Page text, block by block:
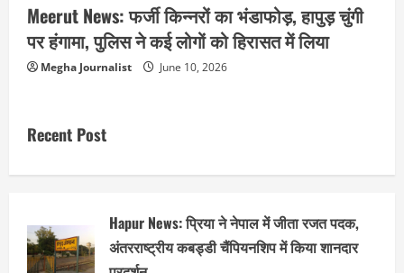
Meerut News: फर्जी किन्नरों का भंडाफोड़, हापुड़ चुंगी
पर हंगामा, पुलिस ने कई लोगों को हिरासत में लिया
Megha Journalist June 10, 2026
Recent Post
Hapur News: प्रिया ने नेपाल में जीता रजत पदक,
अंतरराष्ट्रीय कबड्डी चैंपियनशिप में किया शानदार